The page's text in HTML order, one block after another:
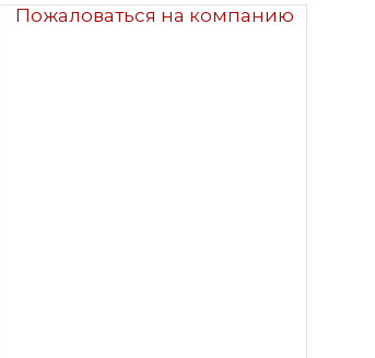
Пожаловаться на компанию